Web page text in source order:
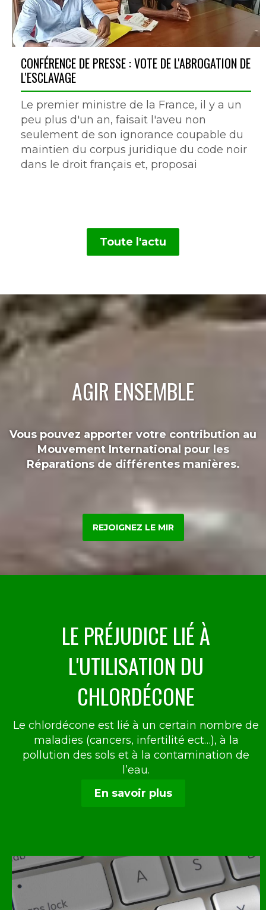
CONFÉRENCE DE PRESSE : VOTE DE L'ABROGATION DE
L'ESCLAVAGE
Le premier ministre de la France, il y a un
peu plus d'un an, faisait l'aveu non
seulement de son ignorance coupable du
maintien du corpus juridique du code noir
dans le droit français et, proposai
Toute l'actu
AGIR ENSEMBLE
Vous pouvez apporter votre contribution au
Mouvement International pour les
Réparations de différentes manières.
REJOIGNEZ LE MIR
LE PRÉJUDICE LIÉ À
L'UTILISATION DU
CHLORDÉCONE
Le chlordécone est lié à un certain nombre de
maladies (cancers, infertilité ect…), à la
pollution des sols et à la contamination de
l’eau.
En savoir plus